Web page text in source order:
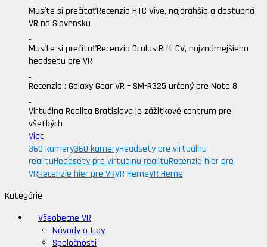
Musíte si prečítaťRecenzia HTC Vive, najdrahšia a dostupná
VR na Slovensku
Musíte si prečítaťRecenzia Oculus Rift CV, najznámejšieho
headsetu pre VR
Recenzia : Galaxy Gear VR – SM-R325 určený pre Note 8
Virtuálna Realita Bratislava je zážitkové centrum pre
všetkých
Viac
360 kamery360 kameryHeadsety pre virtuálnu
realituHeadsety pre virtuálnu realituRecenzie hier pre
VRRecenzie hier pre VRVR HerneVR Herne
Kategórie
Všeobecne VR
Návody a tipy
Spoločnosti